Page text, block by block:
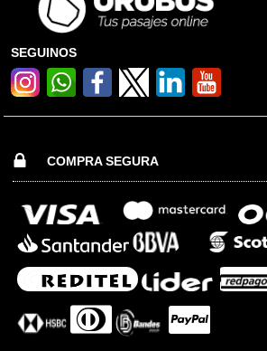
SEGUINOS
COMPRA SEGURA